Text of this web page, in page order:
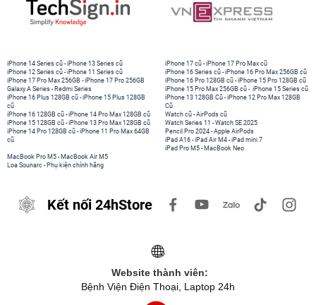
iPhone 14 Series cũ -iPhone 13 Series cũ
iPhone 12 Series cũ -iPhone 11 Series cũ
iPhone 17 Pro Max 256GB -iPhone 17 Pro 256GB
Galaxy A Series - Redmi Series
iPhone 17 cũ -iPhone 17 Pro Max cũ
iPhone 16 Series cũ - iPhone 16 Pro Max 256GB cũ
iPhone 16 Pro 128GB cũ -iPhone 15 Pro 128GB cũ
iPhone 15 Pro Max 256GB cũ - iPhone 15 Series cũ
iPhone 16 Plus 128GB cũ -iPhone 15 Plus 128GB
cũ
iPhone 16 128GB cũ -iPhone 14 Pro Max 128GB cũ
iPhone 15 128GB cũ -iPhone 13 Pro Max 128GB cũ
iPhone 14 Pro 128GB cũ -iPhone 11 Pro Max 64GB
cũ
iPhone 13 128GB Cũ -iPhone 12 Pro Max 128GB
Cũ
Watch cũ -AirPods cũ
Watch Series 11 -Watch SE 2025
Pencil Pro 2024 -Apple AirPods
iPad A16 -iPad Air M4 -iPad mini 7
iPad Pro M5 - MacBook Neo
MacBook Pro M5 - MacBook Air M5
Loa Sounarc - Phụ kiện chính hãng
Kết nối 24hStore
Website thành viên:
Bệnh Viện Điện Thoại, Laptop 24h